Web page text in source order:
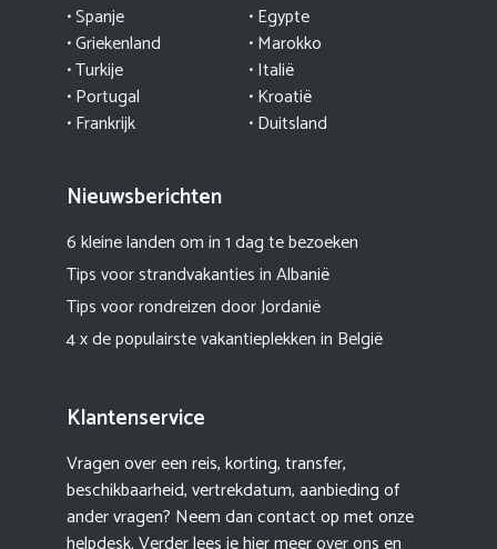
• Spanje
• Griekenland
• Turkije
•Portugal
• Frankrijk
• Egypte
•Marokko
• Italië
•Kroatië
• Duitsland
Nieuwsberichten
6 kleine landen om in 1 dag te bezoeken
Tips voor strandvakanties in Albanië
Tips voor rondreizen door Jordanië
4 x de populairste vakantieplekken in België
Klantenservice
Vragen over een reis, korting, transfer,
beschikbaarheid, vertrekdatum, aanbieding of
ander vragen? Neem dan contact op met onze